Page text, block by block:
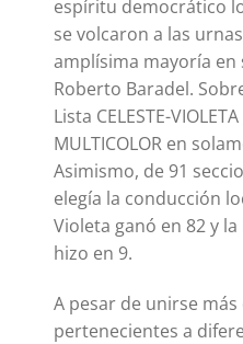
espíritu democrático
se volcaron a las
amplísima mayoría en
Roberto Baradel.
Lista CELESTE-
MULTICOLOR en
Asimismo, de 91
elegía la conducción
Violeta ganó en 82 y
hizo en 9.
A pesar de unirse
pertenecientes a